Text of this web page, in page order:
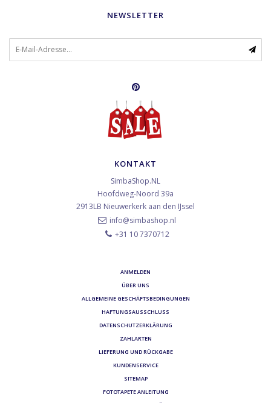
NEWSLETTER
KONTAKT
SimbaShop.NL
Hoofdweg-Noord 39a
2913LB Nieuwerkerk aan den IJssel
info@simbashop.nl
+31 10 7370712
ANMELDEN
ÜBER UNS
ALLGEMEINE GESCHÄFTSBEDINGUNGEN
HAFTUNGSAUSSCHLUSS
DATENSCHUTZERKLÄRUNG
ZAHLARTEN
LIEFERUNG UND RÜCKGABE
KUNDENSERVICE
SITEMAP
FOTOTAPETE ANLEITUNG